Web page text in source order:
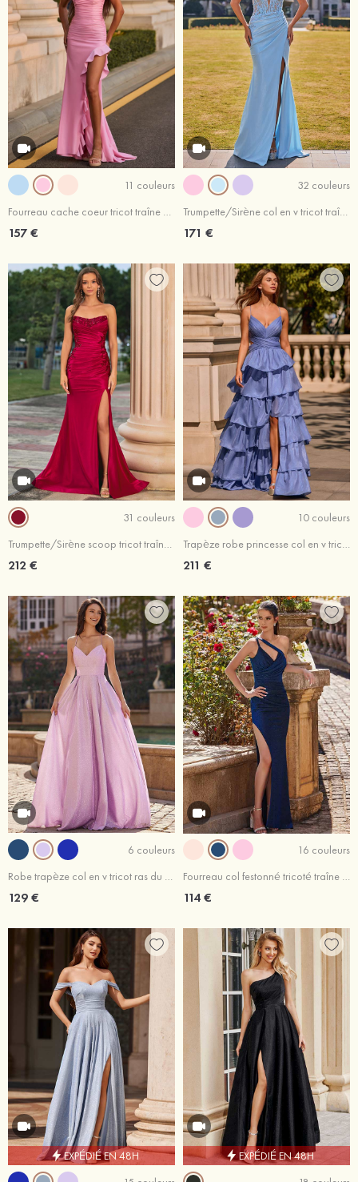
11 couleurs
Fourreau cache coeur tricot traîne balayage robe de bal
157 €
32 couleurs
Trumpette/Sirène col en v tricot traîne balayage robe de bal
171 €
31 couleurs
Trumpette/Sirène scoop tricot traîne balayage robe de bal avec plissé paillettes fendue
212 €
10 couleurs
Trapèze robe princesse col en v tricot traîne balayage robe de bal
211 €
6 couleurs
Robe trapèze col en v tricot ras du sol robe de bal
129 €
16 couleurs
Fourreau col festonné tricoté traîne balayage robe de bal
114 €
EXPÉDIÉ EN 48H
EXPÉDIÉ EN 48H